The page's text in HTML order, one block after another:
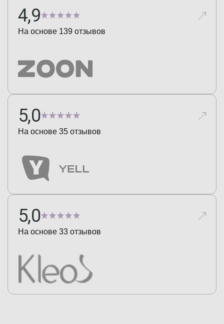
4,9
На основе 139 отзывов
5,0
На основе 35 отзывов
5,0
На основе 33 отзывов